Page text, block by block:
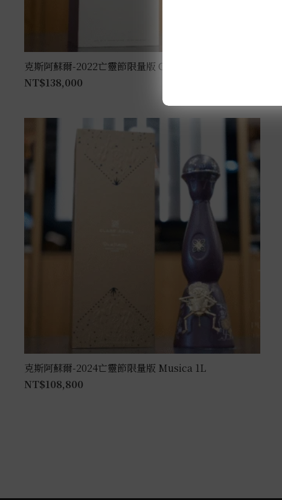
克斯阿蘇爾-2022亡靈節限量版 Colores 1L
NT$138,000
克斯阿蘇爾-2024亡靈節限量版 Musica 1L
NT$108,800